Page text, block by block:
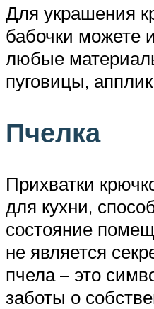
Для украшения
бабочки можете
любые
пуговицы,
Пчелка
Прихватки
для кухни,
состояние
не является
пчела – это
заботы о